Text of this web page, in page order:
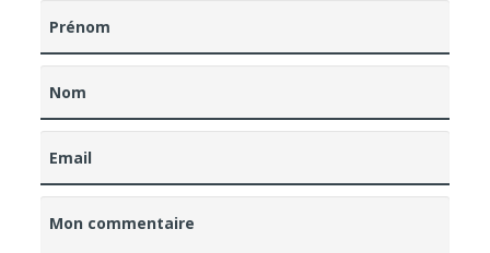
Prénom
Nom
Email
Mon commentaire